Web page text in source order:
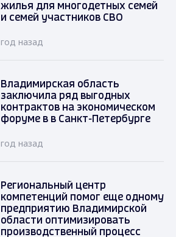
жилья для многодетных семей
и семей участников СВО
год назад
Владимирская область
заключила ряд выгодных
контрактов на экономическом
форуме в в Санкт-Петербурге
год назад
Региональный центр
компетенций помог еще одному
предприятию Владимирской
области оптимизировать
производственный процесс